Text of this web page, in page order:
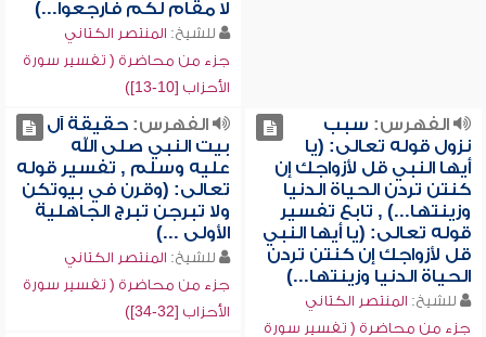
لا مقام لكم فارجعوا...)
للشيخ: المنتصر الكتاني
جزء من محاضرة ( تفسير سورة
الأحزاب [10-13])
الفهرس: سبب
نزول قوله تعالى: (يا
أيها النبي قل لأزواجك إن
كنتن تردن الحياة الدنيا
وزينتها...) , تابع تفسير
قوله تعالى: (يا أيها النبي
قل لأزواجك إن كنتن تردن
الحياة الدنيا وزينتها...)
للشيخ: المنتصر الكتاني
جزء من محاضرة ( تفسير سورة
الفهرس:حقيقة آل
بيت النبي صلى الله
عليه وسلم , تفسير قوله
تعالى: (وقرن في بيوتكن
ولا تبرجن تبرج الجاهلية
الأولى ...)
للشيخ: المنتصر الكتاني
جزء من محاضرة ( تفسير سورة
الأحزاب [32-34])